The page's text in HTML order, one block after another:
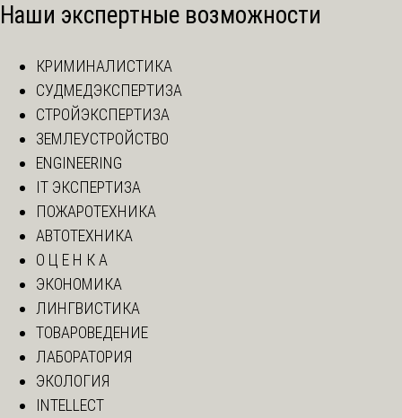
Наши экспертные возможности
КРИМИНАЛИСТИКА
СУДМЕДЭКСПЕРТИЗА
СТРОЙЭКСПЕРТИЗА
ЗЕМЛЕУСТРОЙСТВО
ENGINEERING
IT ЭКСПЕРТИЗА
ПОЖАРОТЕХНИКА
АВТОТЕХНИКА
О Ц Е Н К А
ЭКОНОМИКА
ЛИНГВИСТИКА
ТОВАРОВЕДЕНИЕ
ЛАБОРАТОРИЯ
ЭКОЛОГИЯ
INTELLECT